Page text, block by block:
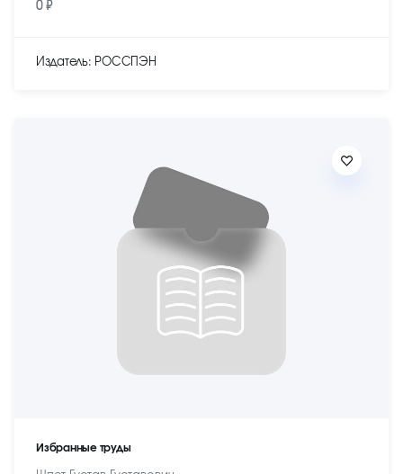
0 ₽
Издатель: РОССПЭН
Избранные труды